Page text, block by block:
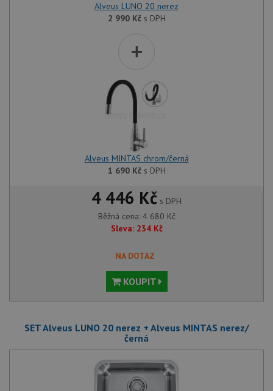
Alveus LUNO 20 nerez
2 990 Kčs DPH
+
Alveus MINTAS chrom/černá
1 690 Kčs DPH
4 446 Kč s DPH
Běžná cena: 4 680 Kč
Sleva: 234 Kč
NA DOTAZ
KOUPIT
SET Alveus LUNO 20 nerez + Alveus MINTAS nerez/
černá